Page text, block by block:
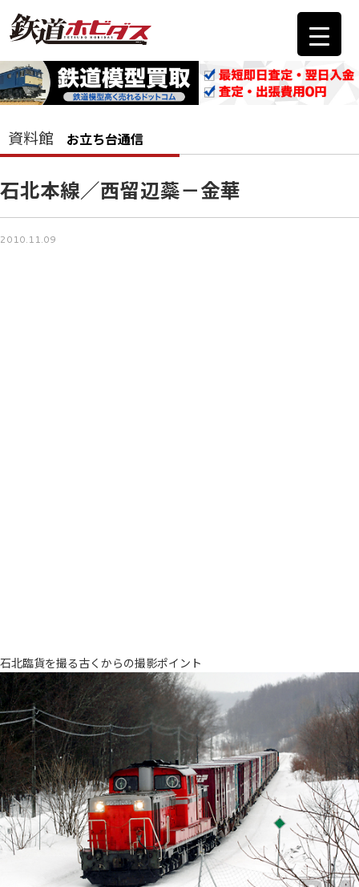
資料館 お立ち台通信
石北本線／西留辺蘂－金華
2010.11.09
石北臨貨を撮る古くからの撮影ポイント